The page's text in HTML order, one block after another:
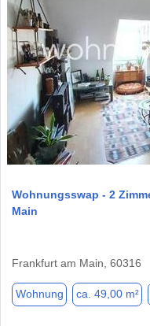
Wohnungsswap - 2
Main
Frankfurt am Main, 60316
Wohnung ca. 49,00 m²